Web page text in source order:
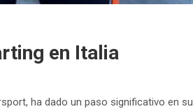
en Italia
ha dado un paso significativo en su